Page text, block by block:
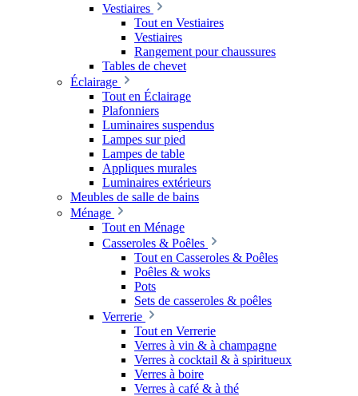
Vestiaires
Tout en Vestiaires
Vestiaires
Rangement pour chaussures
Tables de chevet
Éclairage
Tout en Éclairage
Plafonniers
Luminaires suspendus
Lampes sur pied
Lampes de table
Appliques murales
Luminaires extérieurs
Meubles de salle de bains
Ménage
Tout en Ménage
Casseroles & Poêles
Tout en Casseroles & Poêles
Poêles & woks
Pots
Sets de casseroles & poêles
Verrerie
Tout en Verrerie
Verres à vin & à champagne
Verres à cocktail & à spiritueux
Verres à boire
Verres à café & à thé